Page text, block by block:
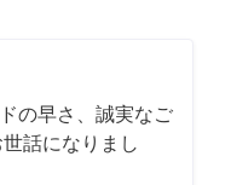
の早さ、誠実なご
話になりまし